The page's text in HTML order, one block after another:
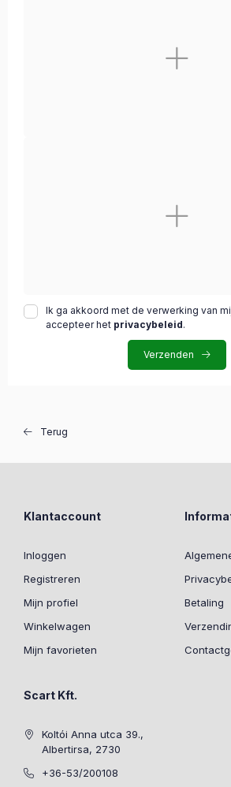
Ik ga akkoord met de verwerking van
accepteer het privacybeleid.
Verzenden
Terug
Klantaccount
Inloggen
Registreren
Mijn profiel
Winkelwagen
Mijn favorieten
Betaling
Scart Kft.
Koltói Anna utca 39.,
Albertirsa, 2730
+36-53/200108